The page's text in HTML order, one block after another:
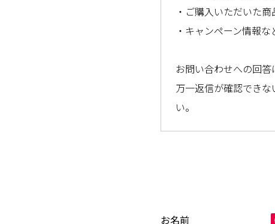
・ご購入いただいた
・キャンペーン情報
お問い合わせへの回答
万一返信が確認でき
い。
お名前